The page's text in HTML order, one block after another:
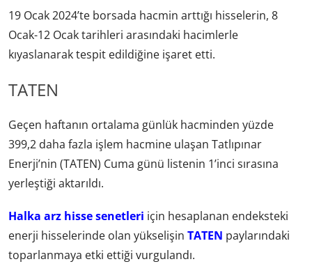
19 Ocak 2024’te borsada hacmin arttığı hisselerin, 8
Ocak-12 Ocak tarihleri arasındaki hacimlerle
kıyaslanarak tespit edildiğine işaret etti.
TATEN
Geçen haftanın ortalama günlük hacminden yüzde
399,2 daha fazla işlem hacmine ulaşan Tatlıpınar
Enerji’nin (TATEN) Cuma günü listenin 1’inci sırasına
yerleştiği aktarıldı.
Halka arz hisse senetleri için hesaplanan endeksteki
enerji hisselerinde olan yükselişin TATEN paylarındaki
toparlanmaya etki ettiği vurgulandı.